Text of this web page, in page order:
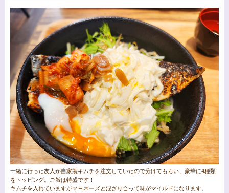
一緒に行った友人が自家製キムチを注文していたので分けてもらい、豪華に4種類
をトッピング。ご飯は特盛です！
キムチを入れていますがマヨネーズと混ざり合って味がマイルドになります。